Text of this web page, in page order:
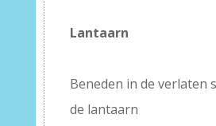
Lantaarn
Beneden in de verlaten
de lantaarn